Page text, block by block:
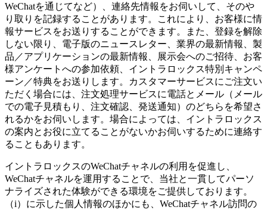
WeChatを通じてなど）、連絡先情報をお伺いして、そのや
り取りを記録することがあります。これにより、お客様に情
報サービスをお送りすることができます。また、登録を解除
しない限り、電子版のニュースレター、業界の最新情報、製
品／アプリケーションの最新情報、展示会へのご招待、お客
様アンケートへの参加依頼、イントラロックス特別キャンペ
ーン／特典をお送りします。カスタマーサービスにご注文い
ただく場合には、注文処理サービスに電話とメール（メール
での電子見積もり、注文確認、発送通知）のどちらを希望さ
れるかをお伺いします。場合によっては、イントラロックス
の案内とお役に立てることがないかお伺いするために連絡す
ることもあります。
イントラロックスのWeChatチャネルの利用を促進し、
WeChatチャネルを運用することで、当社と一貫してパーソ
ナライズされた体験ができる環境をご提供しております。
（i）に示した個人情報のほかにも、WeChatチャネル訪問の